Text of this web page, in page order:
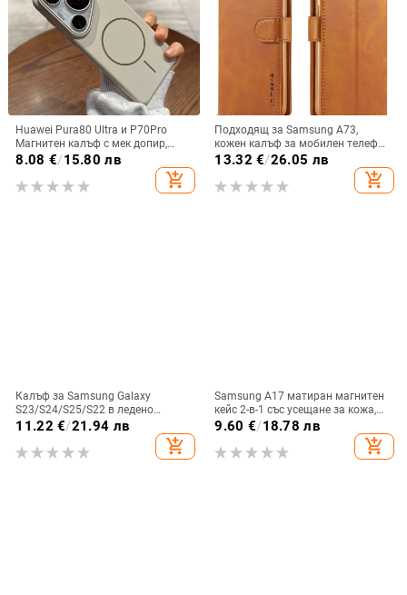
Huawei Pura80 Ultra и P70Pro
Магнитен калъф с мек допир,
ултра тънък PC корпус,
8.08 €/15.80 лв
add_shopping_cart
Подходящ за Samsung A73,
кожен калъф за мобилен телефон
A36/A16, калъф за мобилен
телефон A26/A56, флип калъф,
защитен калъф, невидима скоба.
13.32 €/26.05 лв
add_shopping_cart
Калъф за Samsung Galaxy
S23/S24/S25/S22 в ледено
кристално розово със стъклена
повърхност и метално боядисано
покритие
11.22 €/21.94 лв
add_shopping_cart
Samsung A17 матиран магнитен
кейс 2-в-1 със усещане за кожа,
удароустойчива обвивка от
червено, лилаво, синьо, черно
9.60 €/18.78 лв
add_shopping_cart